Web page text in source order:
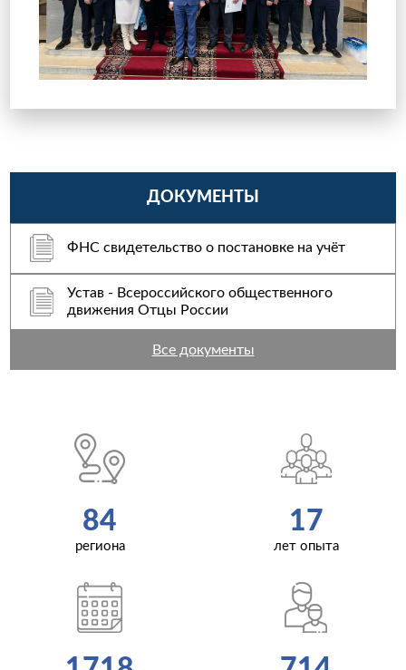
ДОКУМЕНТЫ
ФНС свидетельство о постановке на учёт
Устав - Всероссийского общественного
движения Отцы России
Все документы
84
региона
17
лет опыта